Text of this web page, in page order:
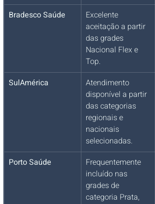
Bradesco Saúde
Excelente
aceitação a partir
das grades
Nacional Flex e
Top.
SulAmérica
Atendimento
disponível a partir
das categorias
regionais e
nacionais
selecionadas.
Porto Saúde
Frequentemente
incluído nas
grades de
categoria Prata,